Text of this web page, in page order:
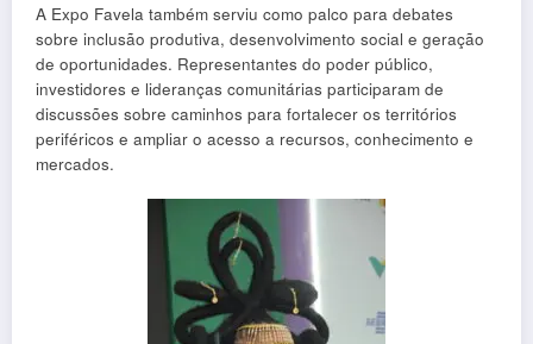
A Expo Favela também serviu como palco para debates
sobre inclusão produtiva, desenvolvimento social e geração
de oportunidades. Representantes do poder público,
investidores e lideranças comunitárias participaram de
discussões sobre caminhos para fortalecer os territórios
periféricos e ampliar o acesso a recursos, conhecimento e
mercados.